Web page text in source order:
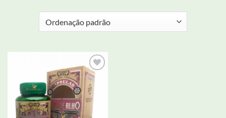
Adicionar
aos meus
desejos